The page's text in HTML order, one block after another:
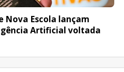
Nova Escola lançam
Artificial voltada